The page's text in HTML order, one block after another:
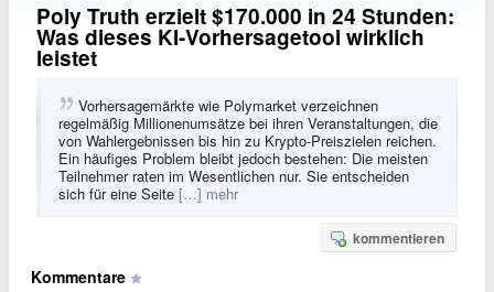
Poly Truth erzielt $170.000 in 24 Stunden:
Was dieses KI-Vorhersagetool wirklich
leistet
Vorhersagemärkte wie Polymarket verzeichnen
regelmäßig Millionenumsätze bei ihren Veranstaltungen, die
von Wahlergebnissen bis hin zu Krypto-Preiszielen reichen.
Ein häufiges Problem bleibt jedoch bestehen: Die meisten
Teilnehmer raten im Wesentlichen nur. Sie entscheiden
sich für eine Seite […] mehr
kommentieren
Kommentare